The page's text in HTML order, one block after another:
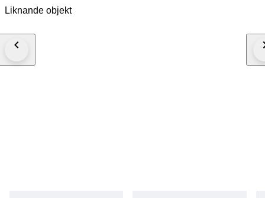
'labelled' (violins) or 'stamped' (bows), for which we provide no guarantee
Liknande objekt